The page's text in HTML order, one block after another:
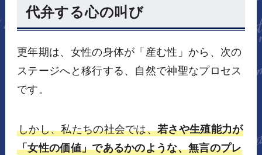
代弁する心の叫び
更年期は、女性の身体が「産む性」から、次の
ステージへと移行する、自然で神聖なプロセス
です。
しかし、私たちの社会では、若さや生殖能力が
「女性の価値」であるかのような、無言のプレ